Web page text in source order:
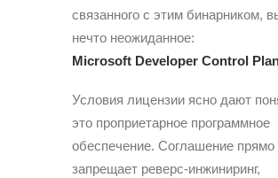
связанного с этим бинарником,
нечто неожиданное:
Microsoft Developer Control
Условия лицензии ясно дают
это проприетарное программное
обеспечение. Соглашение прямо
запрещает реверс-инжиниринг,